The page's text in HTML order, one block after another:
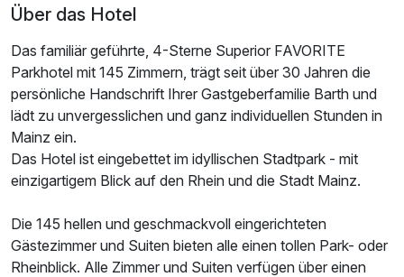
Über das Hotel
Das familiär geführte, 4-Sterne Superior FAVORITE
Parkhotel mit 145 Zimmern, trägt seit über 30 Jahren die
persönliche Handschrift Ihrer Gastgeberfamilie Barth und
lädt zu unvergesslichen und ganz individuellen Stunden in
Mainz ein.
Das Hotel ist eingebettet im idyllischen Stadtpark - mit
einzigartigem Blick auf den Rhein und die Stadt Mainz.
Die 145 hellen und geschmackvoll eingerichteten
Gästezimmer und Suiten bieten alle einen tollen Park- oder
Rheinblick. Alle Zimmer und Suiten verfügen über einen